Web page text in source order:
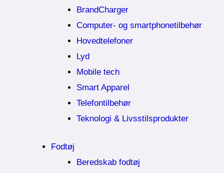
BrandCharger
Computer- og smartphonetilbehør
Hovedtelefoner
Lyd
Mobile tech
Smart Apparel
Telefontilbehør
Teknologi & Livsstilsprodukter
Fodtøj
Beredskab fodtøj